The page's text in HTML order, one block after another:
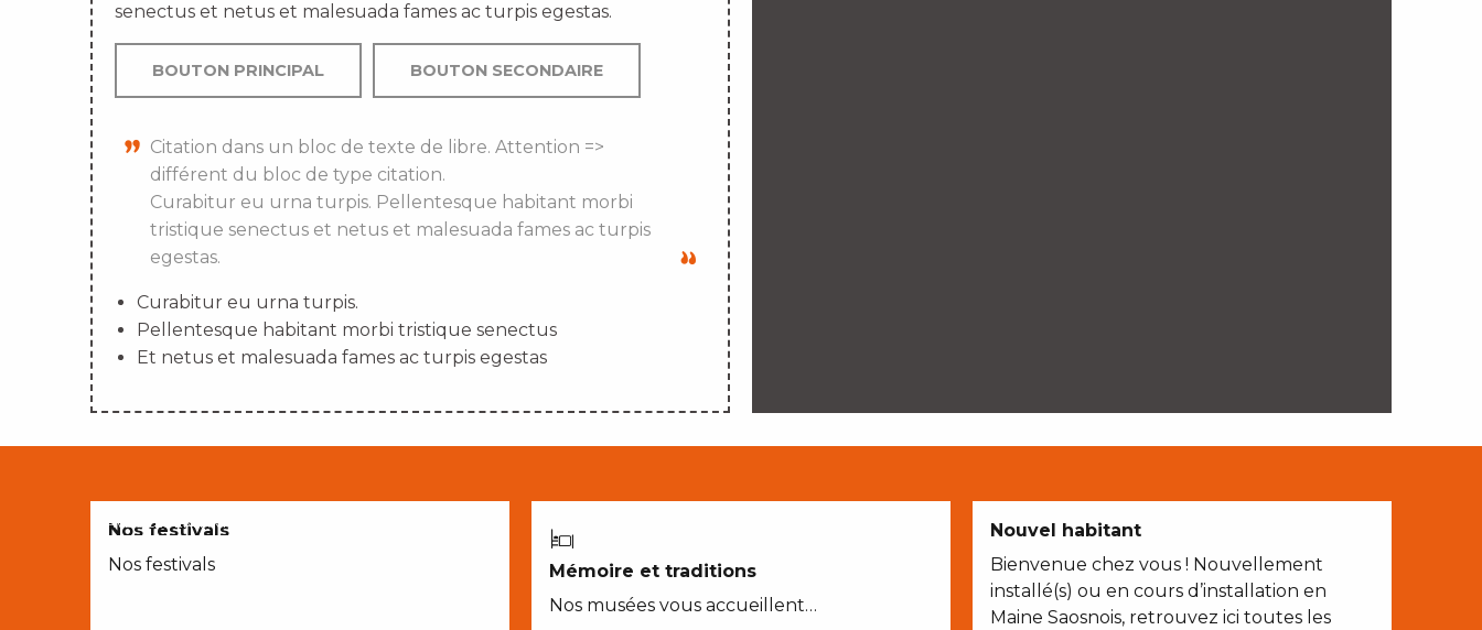
senectus et netus et malesuada fames ac turpis egestas.
BOUTON PRINCIPAL BOUTON SECONDAIRE
Citation dans un bloc de texte de libre. Attention =>
différent du bloc de type citation.
Curabitur eu urna turpis. Pellentesque habitant morbi
tristique senectus et netus et malesuada fames ac turpis
egestas.
Curabitur eu urna turpis.
Pellentesque habitant morbi tristique senectus
Et netus et malesuada fames ac turpis egestas
AVEC LES ENFANTS
Nos festivals
Nos festivals
Mémoire et traditions
Nos musées vous accueillent…
Nouvel habitant
Bienvenue chez vous ! Nouvellement
installé(s) ou en cours d’installation en
Maine Saosnois, retrouvez ici toutes les